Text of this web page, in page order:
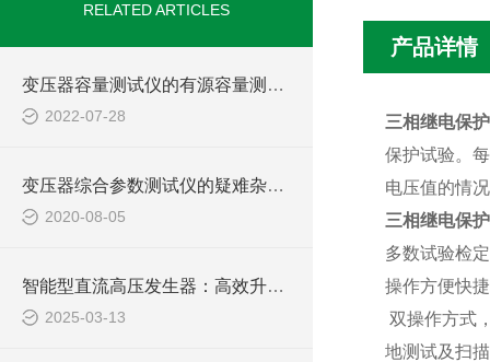
RELATED ARTICLES
变压器容量测试仪的有源容量测试方式简介
2022-07-28
变压器综合参数测试仪的疑难杂症如何“*”？
2020-08-05
智能型直流高压发生器：高效升压，稳定输出，为您的高压测试提供坚实保障
2025-03-13
产品详情
三相继电保
保护试验。
电压值的情
三相继电保
多数试验检
操作方便快
双操作方式
地测试及扫